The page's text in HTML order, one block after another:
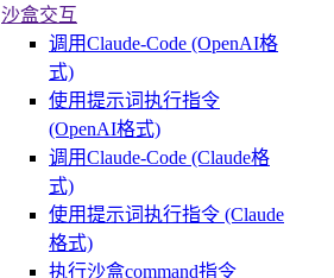
沙盒交互
调用Claude-Code (OpenAI格
式)
使用提示词执行指令
(OpenAI格式)
调用Claude-Code (Claude格
式)
使用提示词执行指令 (Claude
格式)
执行沙盒command指令